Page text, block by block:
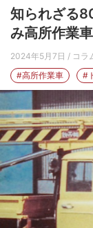
知られざる
み高所作業
2024年5月7日 / コラ
#高所作業車
#